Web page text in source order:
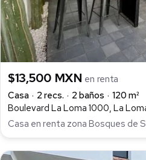
$13,500 MXN en renta
Casa
2 recs. 2 baños
120 m²
Boulevard La Loma 1000, La
Casa en renta zona Bosques de